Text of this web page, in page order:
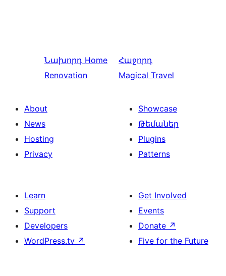
Նախորդ Home
Renovation
Հաջորդ
Magical Travel
About
News
Hosting
Privacy
Showcase
Թեմաներ
Plugins
Patterns
Learn
Support
Developers
WordPress.tv ↗
Get Involved
Events
Donate ↗
Five for the Future